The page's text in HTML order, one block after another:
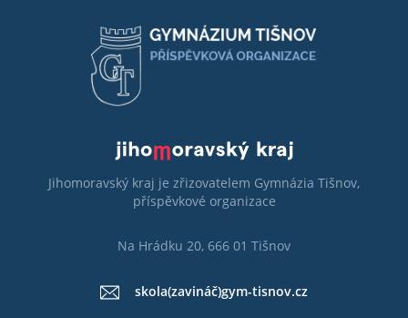
Jihomoravský kraj je zřizovatelem Gymnázia Tišnov,
příspěvkové organizace
Na Hrádku 20, 666 01 Tišnov
skola(zavináč)gym-tisnov.cz